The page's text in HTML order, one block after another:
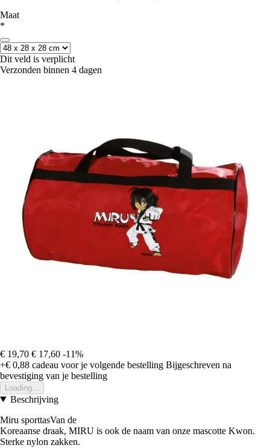
Maat
*
Dit veld is verplicht
Verzonden binnen 4 dagen
€ 19,70 € 17,60 -11%
+€ 0,88 cadeau voor je volgende bestelling Bijgeschreven na
bevestiging van je bestelling
Loading...
Beschrijving
Miru sporttasVan de
Koreaanse draak, MIRU is ook de naam van onze mascotte Kwon.
Sterke nylon zakken.